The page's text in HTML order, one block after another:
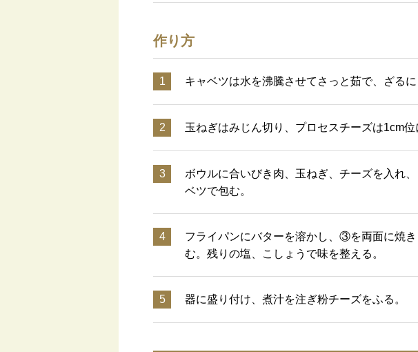
作り方
1 キャベツは水を沸騰させてさっと茹で、ざる
2 玉ねぎはみじん切り、プロセスチーズは1cm位
3
ボウルに合いびき肉、玉ねぎ、チーズを入れ
ベツで包む。
4
フライパンにバターを溶かし、③を両面に焼
む。残りの塩、こしょうで味を整える。
5 器に盛り付け、煮汁を注ぎ粉チーズをふる。